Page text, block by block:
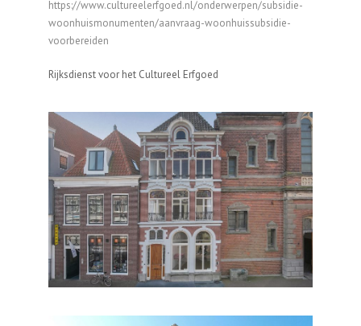
https://www.cultureelerfgoed.nl/onderwerpen/subsidie-
woonhuismonumenten/aanvraag-woonhuissubsidie-
voorbereiden
Rijksdienst voor het Cultureel Erfgoed